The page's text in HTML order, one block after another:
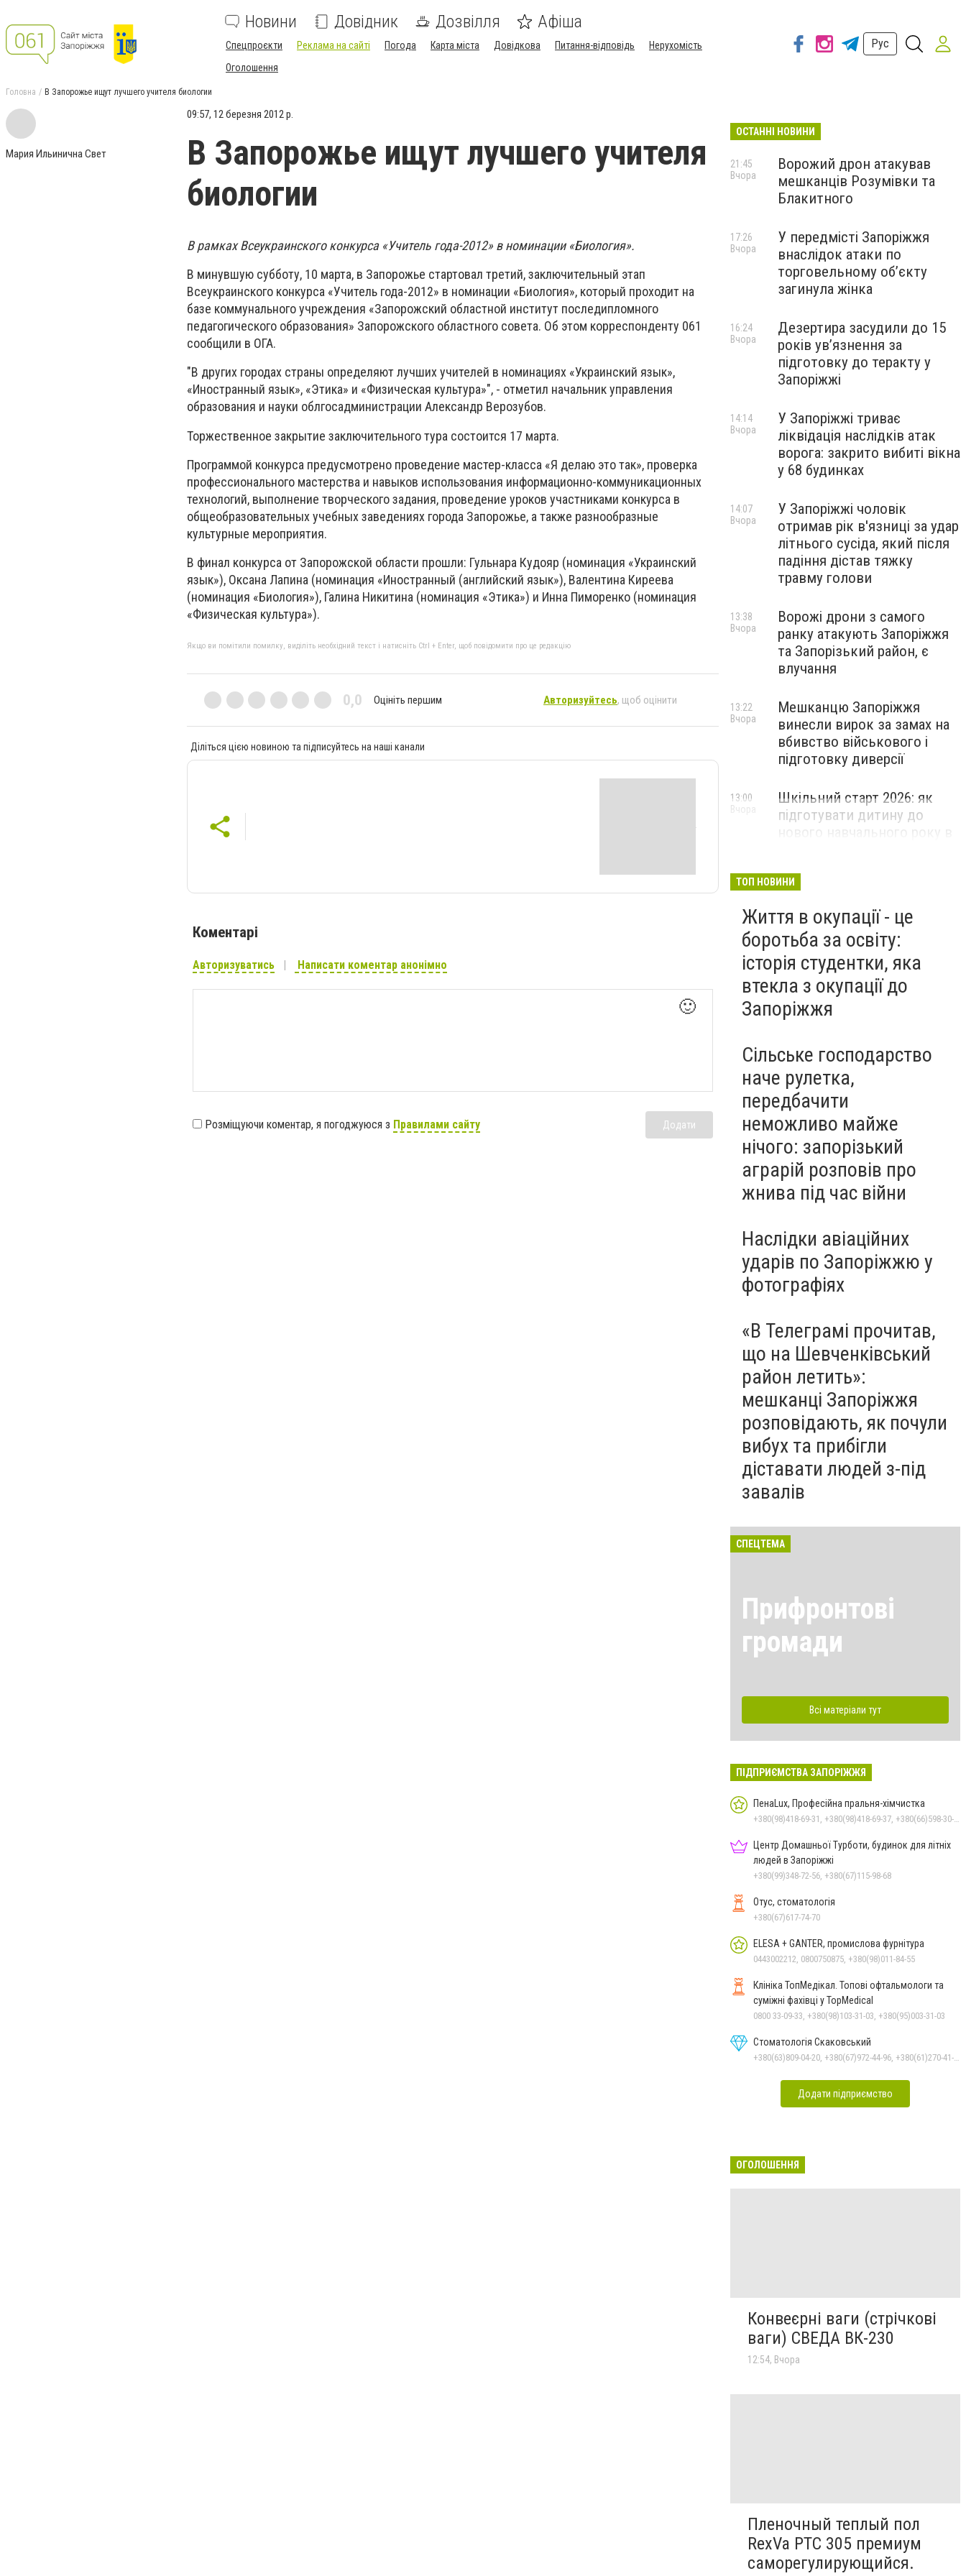
Новини Довідник Дозвілля Афіша
Спецпроєкти Реклама на сайті Погода Карта міста Довідкова Питання-відповідь
Нерухомість
Оголошення
Рус
Головна В Запорожье ищут лучшего учителя биологии
Мария Ильинична Свет
09:57, 12 березня 2012 р.
В Запорожье ищут лучшего учителя
биологии
В рамках Всеукраинского конкурса «Учитель года-2012» в номинации «Биология».
В минувшую субботу, 10 марта, в Запорожье стартовал третий, заключительный этап
Всеукраинского конкурса «Учитель года-2012» в номинации «Биология», который проходит на
базе коммунального учреждения «Запорожский областной институт последипломного
педагогического образования» Запорожского областного совета. Об этом корреспонденту 061
сообщили в ОГА.
"В других городах страны определяют лучших учителей в номинациях «Украинский язык»,
«Иностранный язык», «Этика» и «Физическая культура»", - отметил начальник управления
образования и науки облгосадминистрации Александр Верозубов.
Торжественное закрытие заключительного тура состоится 17 марта.
Программой конкурса предусмотрено проведение мастер-класса «Я делаю это так», проверка
профессионального мастерства и навыков использования информационно-коммуникационных
технологий, выполнение творческого задания, проведение уроков участниками конкурса в
общеобразовательных учебных заведениях города Запорожье, а также разнообразные
культурные мероприятия.
В финал конкурса от Запорожской области прошли: Гульнара Кудояр (номинация «Украинский
язык»), Оксана Лапина (номинация «Иностранный (английский язык»), Валентина Киреева
(номинация «Биология»), Галина Никитина (номинация «Этика») и Инна Пиморенко (номинация
«Физическая культура»).
Якщо ви помітили помилку, виділіть необхідний текст і натисніть Ctrl + Enter, щоб повідомити про це редакцію
0,0 Оцініть першим Авторизуйтесь, щоб оцінити
Діліться цією новиною та підписуйтесь на наші канали
Коментарі
Авторизуватись Написати коментар анонімно
🙂
Розміщуючи коментар, я погоджуюся з Правилами сайту Додати
ОСТАННІ НОВИНИ
Ворожий дрон атакував
мешканців Розумівки та
Блакитного
21:45
Вчора
У передмісті Запоріжжя
внаслідок атаки по
торговельному обʼєкту
загинула жінка
17:26
Вчора
Дезертира засудили до 15
років увʼязнення за
підготовку до теракту у
Запоріжжі
16:24
Вчора
У Запоріжжі триває
ліквідація наслідків атак
ворога: закрито вибиті вікна
у 68 будинках
14:14
Вчора
У Запоріжжі чоловік
отримав рік в'язниці за удар
літнього сусіда, який після
падіння дістав тяжку
травму голови
14:07
Вчора
Ворожі дрони з самого
ранку атакують Запоріжжя
та Запорізький район, є
влучання
13:38
Вчора
Мешканцю Запоріжжя
винесли вирок за замах на
вбивство військового і
підготовку диверсії
13:22
Вчора
Шкільний старт 2026: як
підготувати дитину до
13:00
Вчора
ТОП НОВИНИ
Життя в окупації - це
боротьба за освіту:
історія студентки, яка
втекла з окупації до
Запоріжжя
Сільське господарство
наче рулетка,
передбачити
неможливо майже
нічого: запорізький
аграрій розповів про
жнива під час війни
Наслідки авіаційних
ударів по Запоріжжю у
фотографіях
«В Телеграмі прочитав,
що на Шевченківський
район летить»:
мешканці Запоріжжя
розповідають, як почули
вибух та прибігли
діставати людей з-під
завалів
СПЕЦТЕМА
Прифронтові
громади
Всі матеріали тут
ПІДПРИЄМСТВА ЗАПОРІЖЖЯ
ПенаLux, Професійна пральня-хімчистка
Центр Домашньої Турботи, будинок для літніх
людей в Запоріжжі
+380(99)348-72-56, +380(67)115-98-68
Отус, стоматологія
+380(67)617-74-70
ELESA + GANTER, промислова фурнітура
0443002212, 0800750875, +380(98)011-84-55
Клініка ТопМедікал. Топові офтальмологи та
суміжні фахівці у TopMedical
0800 33-09-33, +380(98)103-31-03, +380(95)003-31-03
Стоматологія Скаковський
Додати підприємство
ОГОЛОШЕННЯ
Конвеєрні ваги (стрічкові
ваги) СВЕДА ВК-230
12:54, Вчора
Пленочный теплый пол
RexVa PTC 305 премиум
саморегулирующийся.